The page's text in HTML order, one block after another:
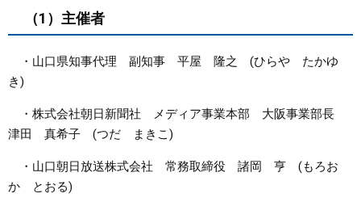
（1）主催者
・山口県知事代理 副知事 平屋 隆之 (ひらや たかゆ
き)
・株式会社朝日新聞社 メディア事業本部 大阪事業部長
津田 真希子 (つだ まきこ)
・山口朝日放送株式会社 常務取締役 諸岡 亨 (もろお
か とおる)